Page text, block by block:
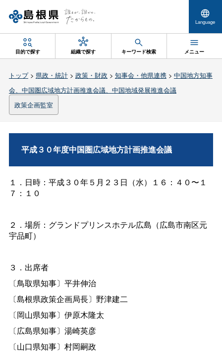
Language
目的で探す 組織で探す キーワード検索 メニュー
トップ> 県政・統計> 政策・財政 > 知事会・他県連携> 中国地方知事
会、中国圏広域地方計画推進会議、中国地域発展推進会議
政策企画監室
平成３０年度中国圏広域地方計画推進会議
１．日時：平成３０年５月２３日（水）１６：４０〜１
７：１０
２．場所：グランドプリンスホテル広島（広島市南区元
宇品町）
３．出席者
〔鳥取県知事〕平井伸治
〔島根県政策企画局長〕野津建二
〔岡山県知事〕伊原木隆太
〔広島県知事〕湯崎英彦
〔山口県知事〕村岡嗣政